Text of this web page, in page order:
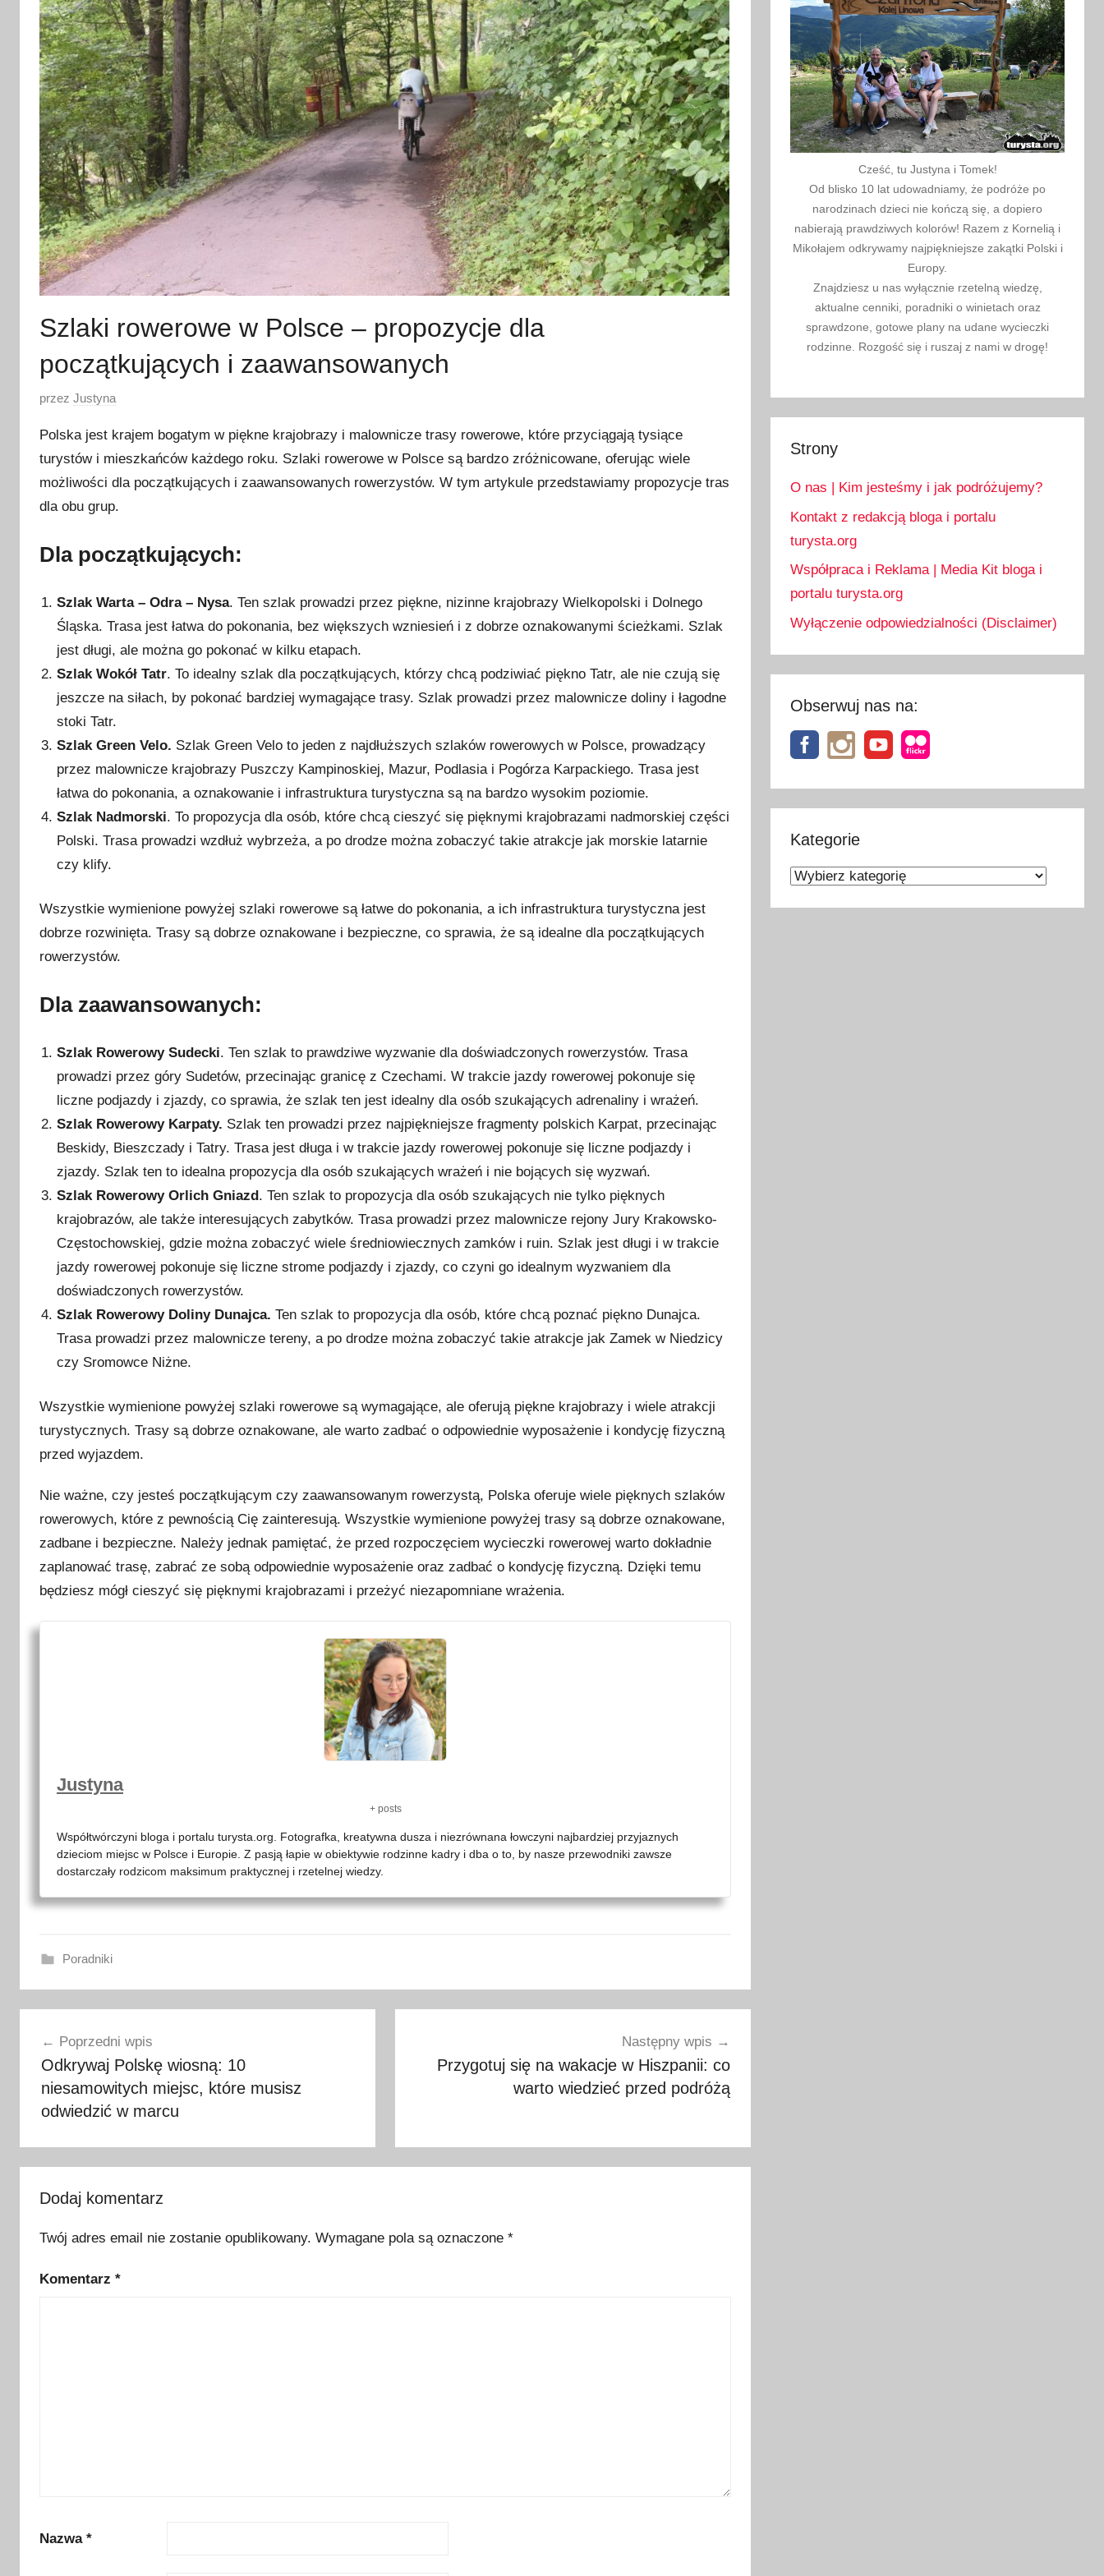
Szlaki rowerowe w Polsce – propozycje dla
początkujących i zaawansowanych
O
u
b
l
i
o
n
3
r
przez Justyna
Polska jest krajem bogatym w piękne krajobrazy i malownicze trasy rowerowe, które przyciągają tysiące
turystów i mieszkańców każdego roku. Szlaki rowerowe w Polsce są bardzo zróżnicowane, oferując wiele
możliwości dla początkujących i zaawansowanych rowerzystów. W tym artykule przedstawiamy propozycje tras
dla obu grup.
Dla początkujących:
Szlak Warta – Odra – Nysa. Ten szlak prowadzi przez piękne, nizinne krajobrazy Wielkopolski i Dolnego
Śląska. Trasa jest łatwa do pokonania, bez większych wzniesień i z dobrze oznakowanymi ścieżkami. Szlak
jest długi, ale można go pokonać w kilku etapach.
Szlak Wokół Tatr. To idealny szlak dla początkujących, którzy chcą podziwiać piękno Tatr, ale nie czują się
jeszcze na siłach, by pokonać bardziej wymagające trasy. Szlak prowadzi przez malownicze doliny i łagodne
stoki Tatr.
Szlak Green Velo. Szlak Green Velo to jeden z najdłuższych szlaków rowerowych w Polsce, prowadzący
przez malownicze krajobrazy Puszczy Kampinoskiej, Mazur, Podlasia i Pogórza Karpackiego. Trasa jest
łatwa do pokonania, a oznakowanie i infrastruktura turystyczna są na bardzo wysokim poziomie.
Szlak Nadmorski. To propozycja dla osób, które chcą cieszyć się pięknymi krajobrazami nadmorskiej części
Polski. Trasa prowadzi wzdłuż wybrzeża, a po drodze można zobaczyć takie atrakcje jak morskie latarnie
czy klify.
Wszystkie wymienione powyżej szlaki rowerowe są łatwe do pokonania, a ich infrastruktura turystyczna jest
dobrze rozwinięta. Trasy są dobrze oznakowane i bezpieczne, co sprawia, że są idealne dla początkujących
rowerzystów.
Dla zaawansowanych:
Szlak Rowerowy Sudecki. Ten szlak to prawdziwe wyzwanie dla doświadczonych rowerzystów. Trasa
prowadzi przez góry Sudetów, przecinając granicę z Czechami. W trakcie jazdy rowerowej pokonuje się
liczne podjazdy i zjazdy, co sprawia, że szlak ten jest idealny dla osób szukających adrenaliny i wrażeń.
Szlak Rowerowy Karpaty. Szlak ten prowadzi przez najpiękniejsze fragmenty polskich Karpat, przecinając
Beskidy, Bieszczady i Tatry. Trasa jest długa i w trakcie jazdy rowerowej pokonuje się liczne podjazdy i
zjazdy. Szlak ten to idealna propozycja dla osób szukających wrażeń i nie bojących się wyzwań.
Szlak Rowerowy Orlich Gniazd. Ten szlak to propozycja dla osób szukających nie tylko pięknych
krajobrazów, ale także interesujących zabytków. Trasa prowadzi przez malownicze rejony Jury Krakowsko-
Częstochowskiej, gdzie można zobaczyć wiele średniowiecznych zamków i ruin. Szlak jest długi i w trakcie
jazdy rowerowej pokonuje się liczne strome podjazdy i zjazdy, co czyni go idealnym wyzwaniem dla
doświadczonych rowerzystów.
Szlak Rowerowy Doliny Dunajca. Ten szlak to propozycja dla osób, które chcą poznać piękno Dunajca.
Trasa prowadzi przez malownicze tereny, a po drodze można zobaczyć takie atrakcje jak Zamek w Niedzicy
czy Sromowce Niżne.
Wszystkie wymienione powyżej szlaki rowerowe są wymagające, ale oferują piękne krajobrazy i wiele atrakcji
turystycznych. Trasy są dobrze oznakowane, ale warto zadbać o odpowiednie wyposażenie i kondycję fizyczną
przed wyjazdem.
Nie ważne, czy jesteś początkującym czy zaawansowanym rowerzystą, Polska oferuje wiele pięknych szlaków
rowerowych, które z pewnością Cię zainteresują. Wszystkie wymienione powyżej trasy są dobrze oznakowane,
zadbane i bezpieczne. Należy jednak pamiętać, że przed rozpoczęciem wycieczki rowerowej warto dokładnie
zaplanować trasę, zabrać ze sobą odpowiednie wyposażenie oraz zadbać o kondycję fizyczną. Dzięki temu
będziesz mógł cieszyć się pięknymi krajobrazami i przeżyć niezapomniane wrażenia.
Justyna
+ posts
Współtwórczyni bloga i portalu turysta.org. Fotografka, kreatywna dusza i niezrównana łowczyni najbardziej przyjaznych
dzieciom miejsc w Polsce i Europie. Z pasją łapie w obiektywie rodzinne kadry i dba o to, by nasze przewodniki zawsze
dostarczały rodzicom maksimum praktycznej i rzetelnej wiedzy.
Poradniki
e
e
n
V
l
,
r
k
wpisuPoprzedni wpis
Odkrywaj Polskę wiosną: 10
niesamowitych miejsc, które musisz
odwiedzić w marcu
Następny wpis
Przygotuj się na wakacje w Hiszpanii: co
warto wiedzieć przed podróżą
Dodaj komentarz
Twój adres email nie zostanie opublikowany. Wymagane pola są oznaczone *
Komentarz *
Nazwa *
Cześć, tu Justyna i Tomek!
Od blisko 10 lat udowadniamy, że podróże po
narodzinach dzieci nie kończą się, a dopiero
nabierają prawdziwych kolorów! Razem z Kornelią i
Mikołajem odkrywamy najpiękniejsze zakątki Polski i
Europy.
Znajdziesz u nas wyłącznie rzetelną wiedzę,
aktualne cenniki, poradniki o winietach oraz
sprawdzone, gotowe plany na udane wycieczki
rodzinne. Rozgość się i ruszaj z nami w drogę!
Strony
O nas | Kim jesteśmy i jak podróżujemy?
Kontakt z redakcją bloga i portalu
turysta.org
Współpraca i Reklama | Media Kit bloga i
portalu turysta.org
Wyłączenie odpowiedzialności (Disclaimer)
Obserwuj nas na:
Kategorie
Kategorie